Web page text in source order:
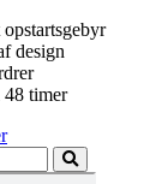
design
48 timer